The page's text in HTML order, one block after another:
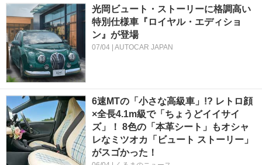
光岡ビュート・ストーリーに格調高い
特別仕様車『ロイヤル・エディショ
ン』が登場
07/04 | AUTOCAR JAPAN
6速MTの「小さな高級車」!? レトロ顔
×全長4.1m級で「ちょうどイイサイ
ズ」！ 8色の「本革シート」もオシャ
レなミツオカ「ビュート ストーリー」
がスゴかった！